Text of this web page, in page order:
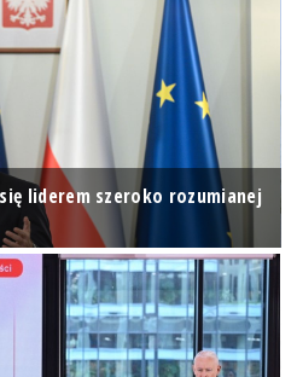
liderem szeroko rozumianej